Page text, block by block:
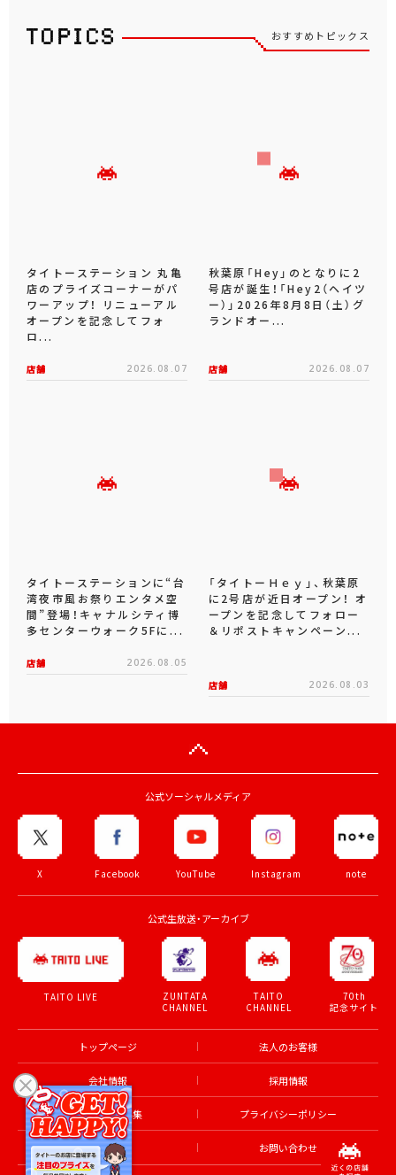
おすすめトピックス
タイトーステーション 丸亀
店のプライズコーナーがパ
ワーアップ！ リニューアル
オープンを記念してフォ
ロ...
店舗 2026.08.07
秋葉原「Hey」のとなりに2
号店が誕生！「Hey2（ヘイツ
ー）」2026年8月8日（土）グ
ランドオー...
店舗 2026.08.07
タイトーステーションに“台
湾夜市風お祭りエンタメ空
間”登場！キャナルシティ博
多センターウォーク5Fに...
店舗 2026.08.05
「タイトーＨｅｙ」、秋葉原
に2号店が近日オープン！ オ
ープンを記念してフォロー
＆リポストキャンペーン...
店舗 2026.08.03
公式ソーシャルメディア
X Facebook YouTube Instagram note
公式生放送・アーカイブ
TAITO LIVE
ZUNTATA
CHANNEL
TAITO
CHANNEL
70th
記念サイト
トップページ 法人のお客様
会社情報 採用情報
アルバイト募集 プライバシーポリシー
利用規約 お問い合わせ